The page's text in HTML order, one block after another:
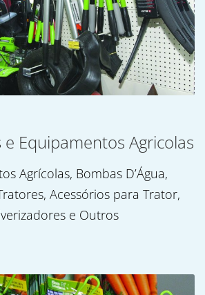
Equipamentos Agricolas
Agrícolas, Bombas D’Água,
Acessórios para Trator,
e Outros